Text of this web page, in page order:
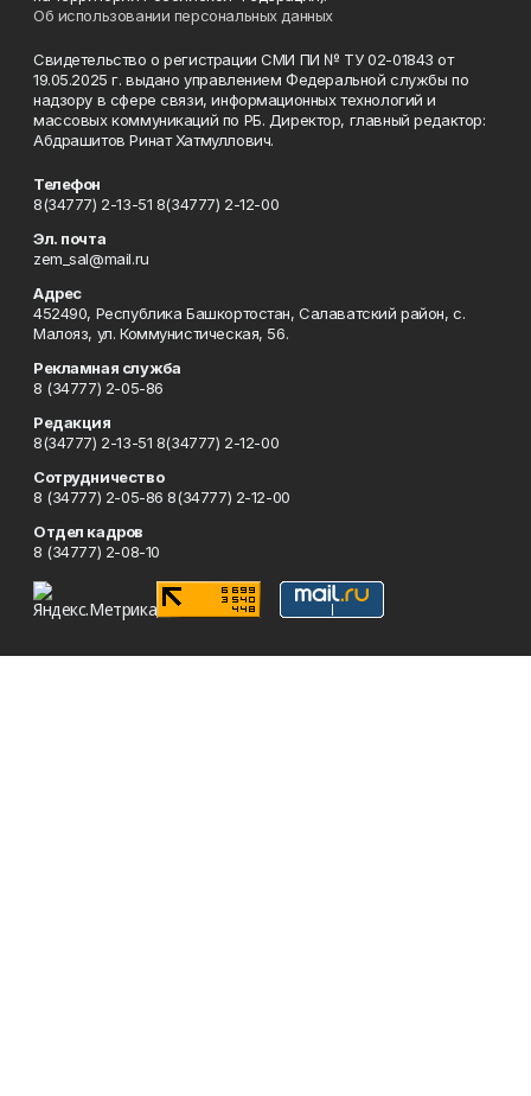
Об использовании персональных данных
Свидетельство о регистрации СМИ ПИ № ТУ 02-01843 от
19.05.2025 г. выдано управлением Федеральной службы по
надзору в сфере связи, информационных технологий и
массовых коммуникаций по РБ. Директор, главный редактор:
Абдрашитов Ринат Хатмуллович.
Телефон
8(34777) 2-13-51 8(34777) 2-12-00
Эл. почта
zem_sal@mail.ru
Адрес
452490, Республика Башкортостан, Салаватский район, с.
Малояз, ул. Коммунистическая, 56.
Рекламная служба
8 (34777) 2-05-86
Редакция
8(34777) 2-13-51 8(34777) 2-12-00
Сотрудничество
8 (34777) 2-05-86 8(34777) 2-12-00
Отдел кадров
8 (34777) 2-08-10